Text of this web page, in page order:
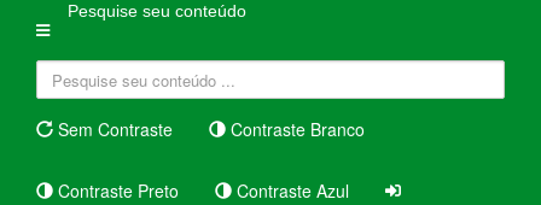
Pesquise seu conteúdo
Sem Contraste Contraste Branco
Contraste Preto Contraste Azul